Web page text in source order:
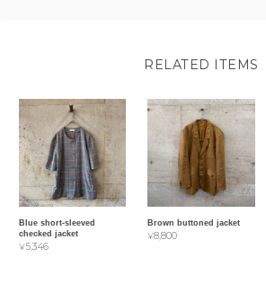
RELATED ITEMS
Blue short-sleeved
checked jacket
¥5,346
Brown buttoned jacket
¥8,800